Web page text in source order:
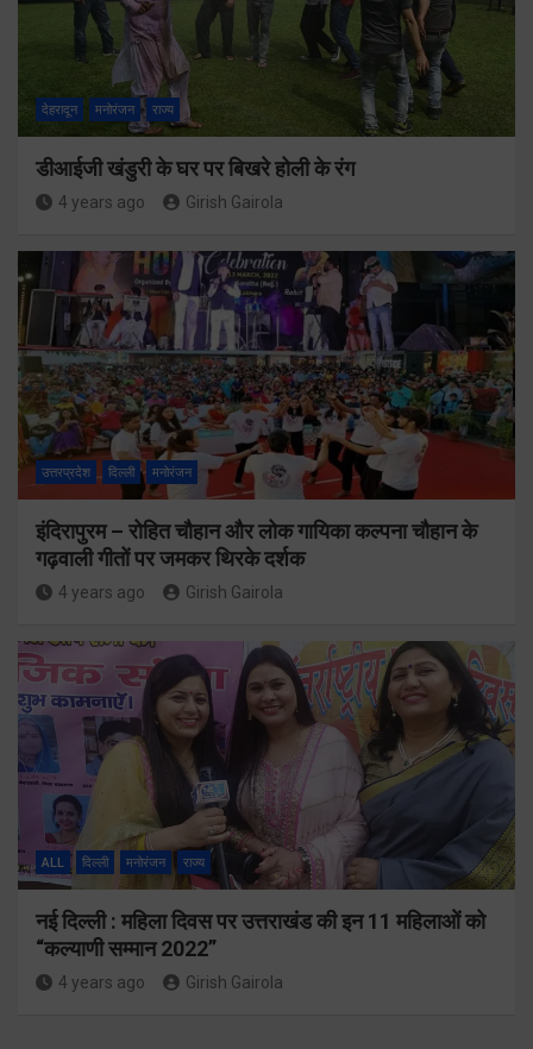
देहरादून मनोरंजन राज्य
डीआईजी खंडुरी के घर पर बिखरे होली के रंग
4 years ago Girish Gairola
उत्तरप्रदेश दिल्ली मनोरंजन
इंदिरापुरम – रोहित चौहान और लोक गायिका कल्पना चौहान के
गढ़वाली गीतों पर जमकर थिरके दर्शक
4 years ago Girish Gairola
ALL दिल्ली मनोरंजन राज्य
नई दिल्ली : महिला दिवस पर उत्तराखंड की इन 11 महिलाओं को
“कल्याणी सम्मान 2022”
4 years ago Girish Gairola